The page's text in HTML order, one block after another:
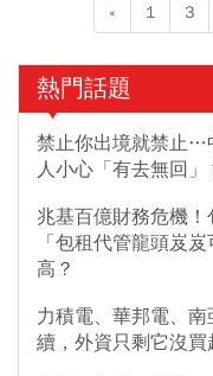
« 1 3
熱門話題
禁止你出境就禁止…
人小心「有去無回
兆基百億財務危機
「包租代管龍頭岌
高？
力積電、華邦電、
續，外資只剩它沒